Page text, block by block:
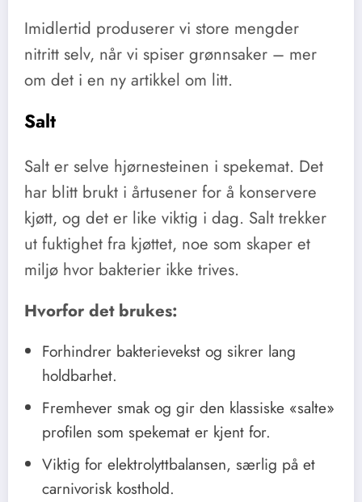
Imidlertid produserer vi store mengder
nitritt selv, når vi spiser grønnsaker – mer
om det i en ny artikkel om litt.
Salt
Salt er selve hjørnesteinen i spekemat. Det
har blitt brukt i årtusener for å konservere
kjøtt, og det er like viktig i dag. Salt trekker
ut fuktighet fra kjøttet, noe som skaper et
miljø hvor bakterier ikke trives.
Hvorfor det brukes:
Forhindrer bakterievekst og sikrer lang
holdbarhet.
Fremhever smak og gir den klassiske «salte»
profilen som spekemat er kjent for.
Viktig for elektrolyttbalansen, særlig på et
carnivorisk kosthold.